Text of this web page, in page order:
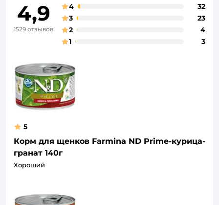
4,9
1529 отзывов
4
32
3
23
2
4
1
3
5
Корм для щенков Farmina ND Prime-курица-
гранат 140г
Хороший